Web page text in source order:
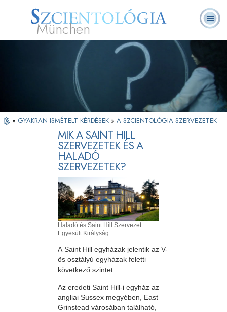
München
Mi a Szcientológia? Önkéntes lelkészek GYIK
» GYAKRAN ISMÉTELT KÉRDÉSEK » A SZCIENTOLÓGIA SZERVEZETEK
MIK A SAINT HILL
SZERVEZETEK ÉS A
HALADÓ
SZERVEZETEK?
Haladó és Saint Hill Szervezet
Egyesült Királyság
A Saint Hill egyházak jelentik az V-
ös osztályú egyházak feletti
következő szintet.
Az eredeti Saint Hill-i egyház az
angliai Sussex megyében, East
Grinstead városában található,